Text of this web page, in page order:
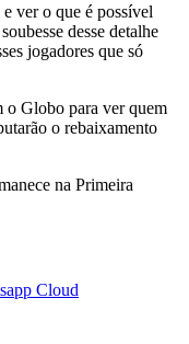
ver o que é possível
desse detalhe
jogadores que só
o Globo para ver quem
o rebaixamento
na Primeira
Cloud